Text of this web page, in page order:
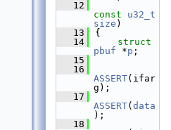
   12
const
u32_t
size )
   13
{
   14
pbuf *p ;
   15
   16
ASSERT(ifar
g);
   17
ASSERT( data
);
   18